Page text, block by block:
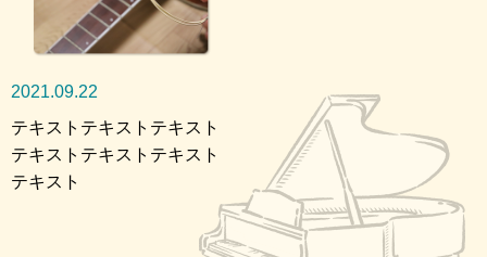
2021.09.22
テキストテキストテキスト
テキストテキストテキスト
テキスト